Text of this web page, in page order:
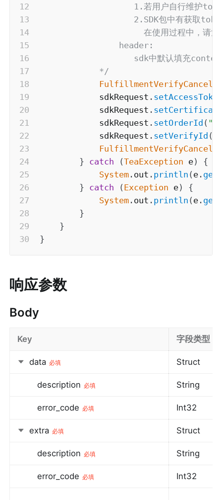
1.若用户自行维护
2.SDK包中有获取
在使用过程中，请注
                header:
sdk中默认填充
            */
            sdkRequest
.
            sdkRequest
.
            sdkRequest
. setOrderId (
            sdkRequest
. setVerifyId (
} catch (TeaException e)
{
System . out . println ( e .
} catch ( Exception e)
{
System . out . println ( e .
}
}
}
响应参数
Body
Key 字段类型
data 必填 Struct
description 必填 String
error_code 必填 Int32
extra 必填 Struct
description 必填 String
error_code 必填 Int32